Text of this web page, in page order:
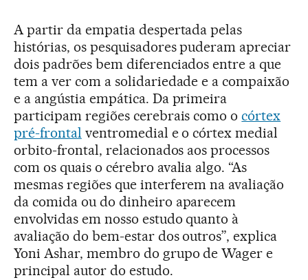
A partir da empatia despertada pelas
histórias, os pesquisadores puderam apreciar
dois padrões bem diferenciados entre a que
tem a ver com a solidariedade e a compaixão
e a angústia empática. Da primeira
participam regiões cerebrais como ocórtex
pré-frontal ventromedial e o córtex medial
orbito-frontal, relacionados aos processos
com os quais o cérebro avalia algo. “As
mesmas regiões que interferem na avaliação
da comida ou do dinheiro aparecem
envolvidas em nosso estudo quanto à
avaliação do bem-estar dos outros”, explica
Yoni Ashar, membro do grupo de Wager e
principal autor do estudo.